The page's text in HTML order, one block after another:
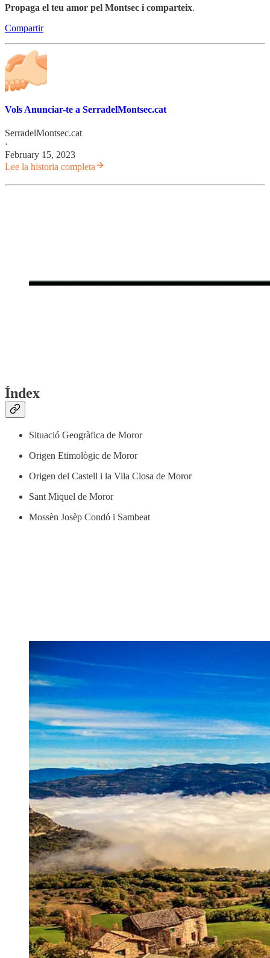
Propaga el teu amor pel Montsec i comparteix.
Compartir
Vols Anunciar-te a SerradelMontsec.cat
SerradelMontsec.cat
·
February 15, 2023
Lee la historia completa
Índex
Situació Geogràfica de Moror
Origen Etimològic de Moror
Origen del Castell i la Vila Closa de Moror
Sant Miquel de Moror
Mossèn Josèp Condó i Sambeat